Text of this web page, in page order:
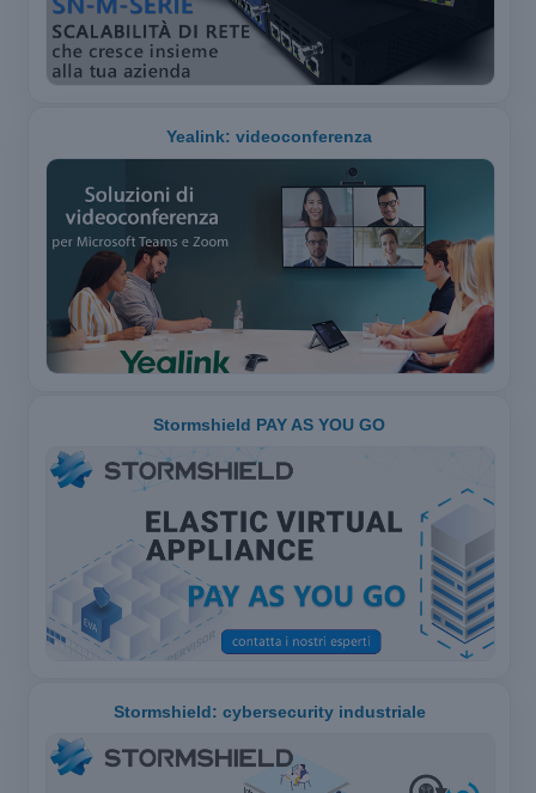
Yealink: videoconferenza
Stormshield PAY AS YOU GO
Stormshield: cybersecurity industriale